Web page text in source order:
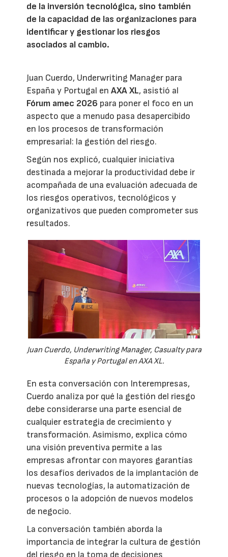
de la inversión tecnológica, sino también
de la capacidad de las organizaciones para
identificar y gestionar los riesgos
asociados al cambio.
Juan Cuerdo, Underwriting Manager para
España y Portugal enAXA XL, asistió al
Fórum amec 2026 para poner el foco en un
aspecto que a menudo pasa desapercibido
en los procesos de transformación
empresarial: la gestión del riesgo.
Según nos explicó, cualquier iniciativa
destinada a mejorar la productividad debe ir
acompañada de una evaluación adecuada de
los riesgos operativos, tecnológicos y
organizativos que pueden comprometer sus
resultados.
Juan Cuerdo, Underwriting Manager, Casualty para
España y Portugal en AXA XL.
En esta conversación con Interempresas,
Cuerdo analiza por qué la gestión del riesgo
debe considerarse una parte esencial de
cualquier estrategia de crecimiento y
transformación. Asimismo, explica cómo
una visión preventiva permite a las
empresas afrontar con mayores garantías
los desafíos derivados de la implantación de
nuevas tecnologías, la automatización de
procesos o la adopción de nuevos modelos
de negocio.
La conversación también aborda la
importancia de integrar la cultura de gestión
del riesgo en la toma de decisiones